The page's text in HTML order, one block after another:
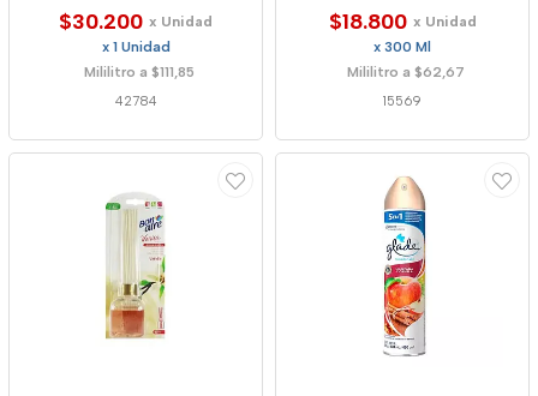
$30.200 x Unidad
x 1 Unidad
Mililitro a $111,85
42784
$18.800 x Unidad
x 300 Ml
Mililitro a $62,67
15569